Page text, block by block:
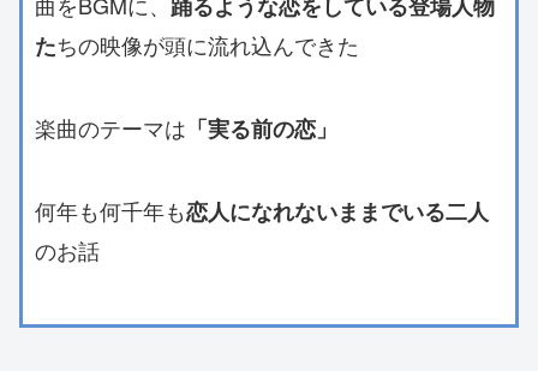
たちの映像が頭に流れ込んできた
楽曲のテーマは 「実る前の恋」
何年も何千年も恋人になれないままでいる二人
のお話